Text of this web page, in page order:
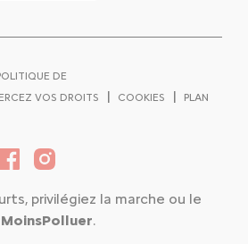
DE
VOS DROITS | COOKIES |
PLAN
privilégiez la marche ou le
.